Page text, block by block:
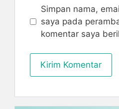
Simpan nama,
saya pada
komentar saya